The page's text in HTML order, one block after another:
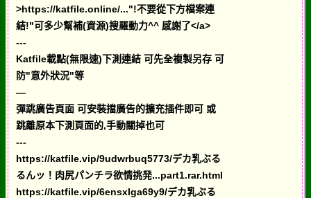
>https://katfile.online/..."!不要從下方檔案連
結!"可多少幫補(資源)搜羅動力^^ 感謝了</a>
---
Katfile載點(無限速)下測連結 可先全複製另存 可
防"意外狀況"等
—
彈跳廣告頁面 可安裝擋廣告的擴充插件即可 或
跳離原本下測頁面的,手動關掉也可
---
https://katfile.vip/9udwrbuq5773/デカ乳ぶる
るんッ！肉尻パンチラ欲情挑発...part1.rar.html
https://katfile.vip/6ensxlga69y9/デカ乳ぶる